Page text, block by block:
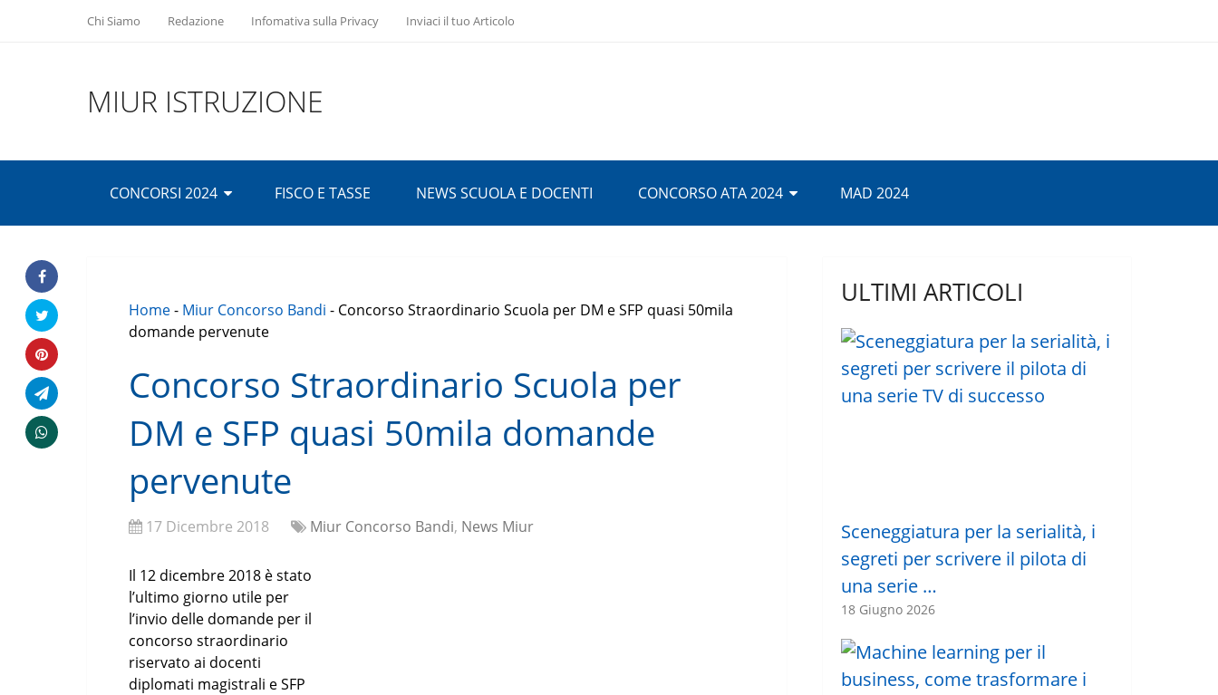
Chi Siamo Redazione Infomativa sulla Privacy Inviaci il tuo Articolo
MIUR ISTRUZIONE
CONCORSI 2024 FISCO E TASSE NEWS SCUOLA E DOCENTI CONCORSO ATA 2024 MAD 2024
Home- Miur Concorso Bandi - Concorso Straordinario Scuola per DM e SFP quasi 50mila
domande pervenute
Concorso Straordinario Scuola per
DM e SFP quasi 50mila domande
pervenute
17 Dicembre 2018 Miur Concorso Bandi, News Miur
Il 12 dicembre 2018 è stato
l’ultimo giorno utile per
l’invio delle domande per il
concorso straordinario
riservato ai docenti
diplomati magistrali e SFP
ULTIMI ARTICOLI
Sceneggiatura per la serialità, i
segreti per scrivere il pilota di
una serie …
18 Giugno 2026